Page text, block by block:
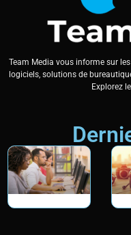
Team Media vous informe sur
logiciels, solutions de
Explorez